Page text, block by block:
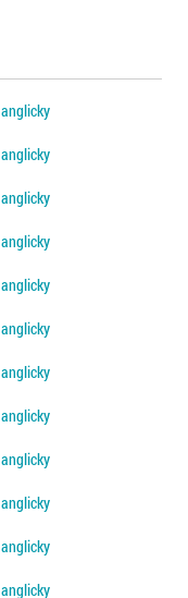
anglicky
anglicky
anglicky
anglicky
anglicky
anglicky
anglicky
anglicky
anglicky
anglicky
anglicky
anglicky